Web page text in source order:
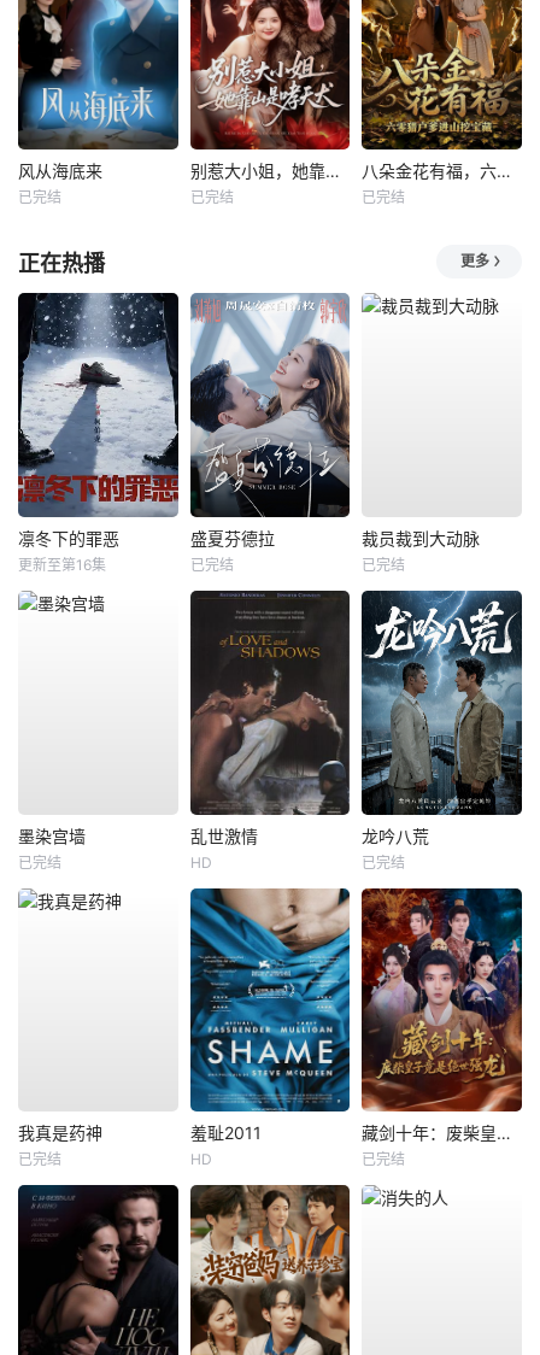
风从海底来
已完结
别惹大小姐，她靠山是哮天犬
已完结
八朵金花有福，六零猎户爹进山挖宝藏
已完结
正在热播 更多
凛冬下的罪恶
更新至第16集
盛夏芬德拉
已完结
裁员裁到大动脉
已完结
墨染宫墙
已完结
乱世激情
HD
龙吟八荒
已完结
我真是药神
已完结
羞耻2011
HD
藏剑十年：废柴皇子竟是绝世强龙
已完结